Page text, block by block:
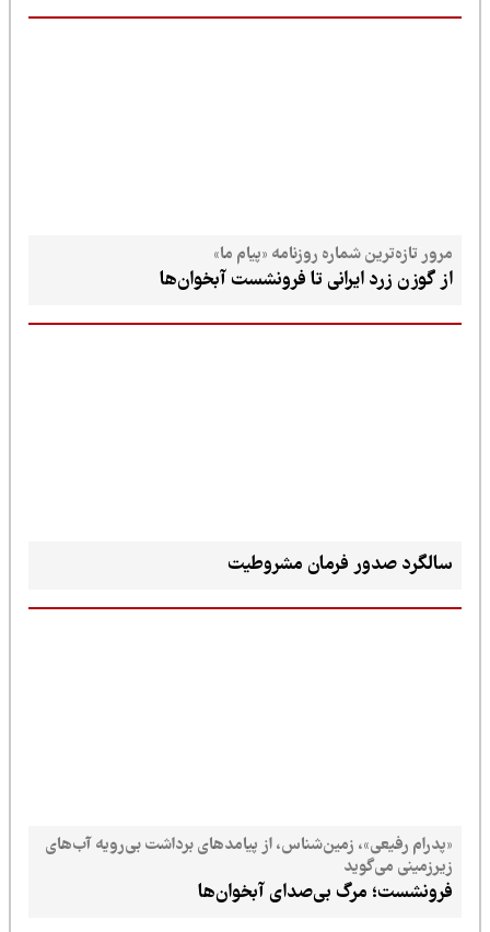
مرور تازه‌ترین شماره روزنامه «پیام ما»
از گوزن زرد ایرانی تا فرونشست آبخوان‌ها
سالگرد صدور فرمان مشروطیت
«پدرام رفیعی»، زمین‌شناس، از پیامدهای برداشت بی‌رویه آب‌های
زیرزمینی می‌گوید
فرونشست؛ مرگ بی‌صدای آبخوان‌ها